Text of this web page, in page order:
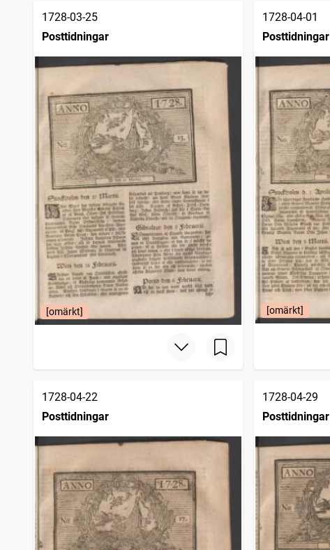
1728-03-25
Posttidningar
[omärkt]
1728-04-01
Posttidningar
[omärkt]
1728-04-22
Posttidningar
1728-04-29
Posttidningar